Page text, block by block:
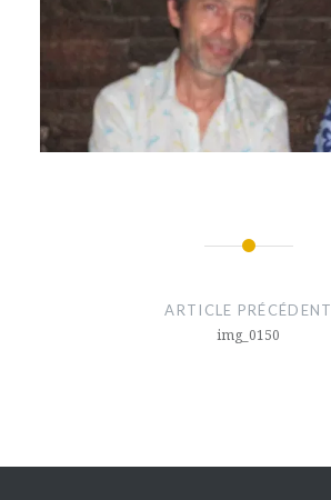
ARTICLE PRÉCÉDENT
img_0150